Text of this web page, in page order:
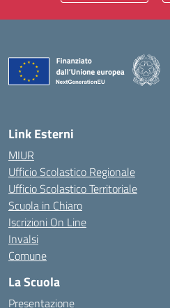
Link Esterni
MIUR
Ufficio Scolastico Regionale
Ufficio Scolastico Territoriale
Scuola in Chiaro
Iscrizioni On Line
Invalsi
Comune
La Scuola
Presentazione